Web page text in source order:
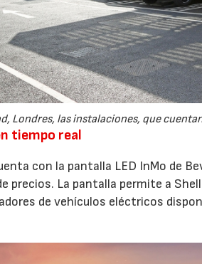
Londres, las instalaciones, que
tiempo real
con la pantalla LED InMo de
precios. La pantalla permite a
de vehículos eléctricos